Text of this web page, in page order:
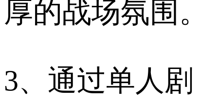
厚的战场氛围。
3、通过单人剧